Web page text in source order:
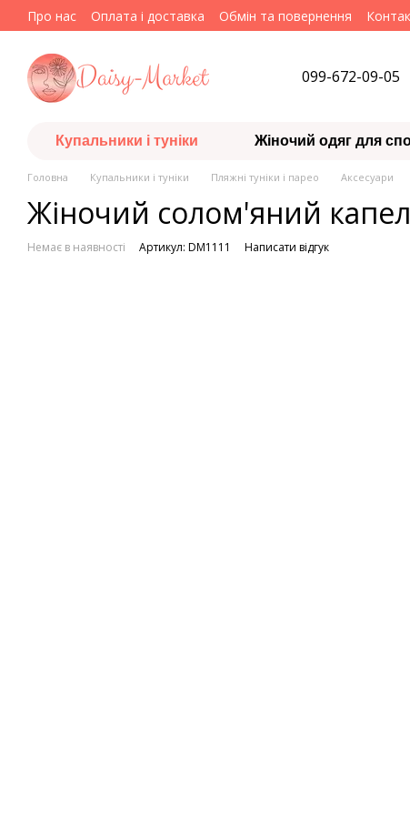
Перейти до основного контенту
Про нас Оплата і доставка Обмін та повернення
099-672-09-05
Купальники і туніки Жіночий одяг для
Головна Купальники і туніки Пляжні туніки і парео Аксесуари
Жіночий солом'яний
Немає в наявності Артикул: DM1111 Написати відгук